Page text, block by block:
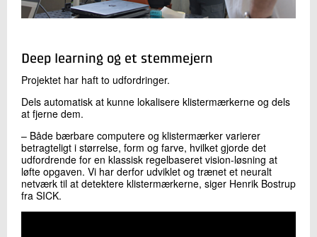
Deep learning og et stemmejern
Projektet har haft to udfordringer.
Dels automatisk at kunne lokalisere klistermærkerne og dels
at fjerne dem.
– Både bærbare computere og klistermærker varierer
betragteligt i størrelse, form og farve, hvilket gjorde det
udfordrende for en klassisk regelbaseret vision-løsning at
løfte opgaven. Vi har derfor udviklet og trænet et neuralt
netværk til at detektere klistermærkerne, siger Henrik Bostrup
fra SICK.